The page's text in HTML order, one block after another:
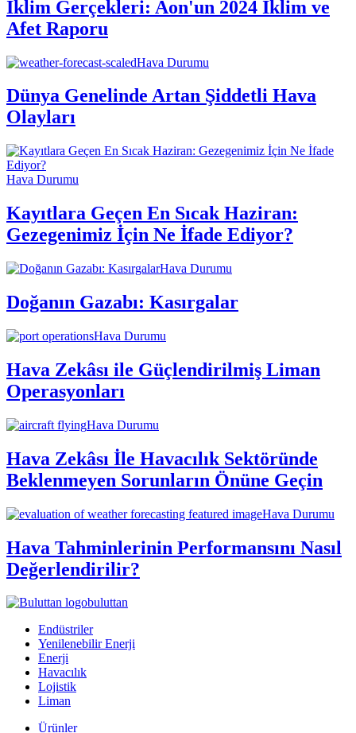
İklim Gerçekleri: Aon'un 2024 İklim ve
Afet Raporu
Hava Durumu
Dünya Genelinde Artan Şiddetli Hava
Olayları
Hava Durumu
Kayıtlara Geçen En Sıcak Haziran:
Gezegenimiz İçin Ne İfade Ediyor?
Hava Durumu
Doğanın Gazabı: Kasırgalar
Hava Durumu
Hava Zekâsı ile Güçlendirilmiş Liman
Operasyonları
Hava Durumu
Hava Zekâsı İle Havacılık Sektöründe
Beklenmeyen Sorunların Önüne Geçin
Hava Durumu
Hava Tahminlerinin Performansını Nasıl
Değerlendirilir?
buluttan
Endüstriler
Yenilenebilir Enerji
Enerji
Havacılık
Lojistik
Liman
Ürünler